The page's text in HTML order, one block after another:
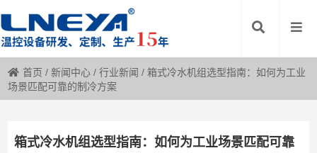
首页 /新闻中心 /行业新闻 / 箱式冷水机组选型指南：如何为工业
场景匹配可靠的制冷方案
箱式冷水机组选型指南：如何为工业场景匹配可靠